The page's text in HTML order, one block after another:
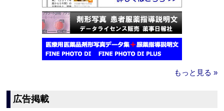
もっと見る »
広告掲載